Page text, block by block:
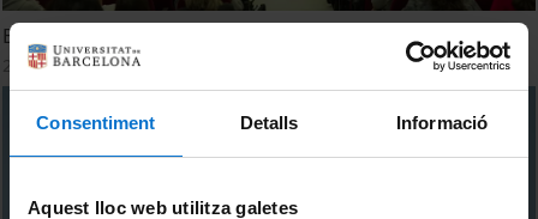
Consentiment Detalls Informació
Aquest lloc web utilitza galetes
Barcelona Pensa 2018. 12a. Mostra de Fotofilosofia
21 November, 2018